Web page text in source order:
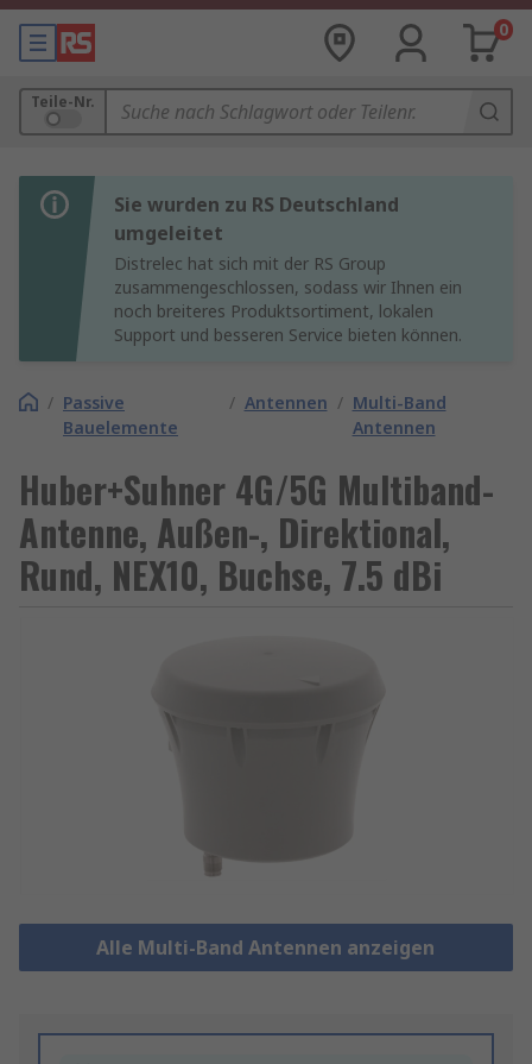
0
Teile-Nr.
Sie wurden zu RS Deutschland
umgeleitet
Distrelec hat sich mit der RS Group
zusammengeschlossen, sodass wir Ihnen ein
noch breiteres Produktsortiment, lokalen
Support und besseren Service bieten können.
/ Passive
Bauelemente
/ Antennen / Multi-Band
Antennen
Huber+Suhner 4G/5G Multiband-
Antenne, Außen-, Direktional,
Rund, NEX10, Buchse, 7.5 dBi
Alle Multi-Band Antennen anzeigen